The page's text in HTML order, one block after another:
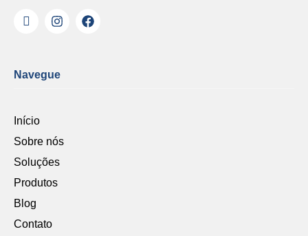
Navegue
Início
Sobre nós
Soluções
Produtos
Blog
Contato